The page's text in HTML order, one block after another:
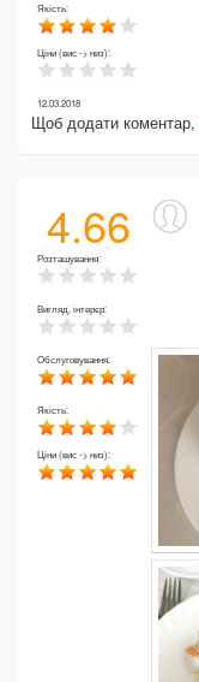
Якість:
Ціни (вис -> низ):
12.03.2018
Щоб додати коментар,
4.66
Розташування:
Вигляд, інтерєр:
Обслуговування:
Якість:
Ціни (вис -> низ):